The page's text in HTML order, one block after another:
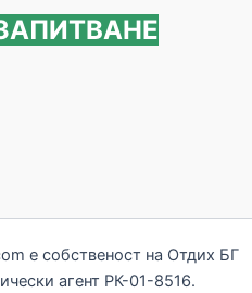
e собственост на Отдих БГ
агент РК-01-8516.